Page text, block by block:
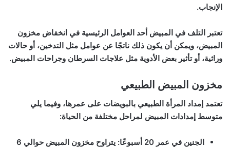
الإنجاب.
تعتبر التلف في المبيض أحد العوامل الرئيسية في انخفاض مخزون
المبيض، ويمكن أن يكون ذلك ناتجًا عن عوامل مثل التدخين، أو حالات
وراثية، أو تأثير بعض الأدوية مثل علاجات السرطان وجراحات المبيض.
مخزون المبيض الطبيعي
تعتمد إمداد المرأة الطبيعي بالبويضات على عمرها، وفيما يلي
متوسط إمدادات المبيض لمراحل مختلفة من الحياة:
الجنين في عمر 20 أسبوعًا:
يتراوح مخزون المبيض حوالي 6